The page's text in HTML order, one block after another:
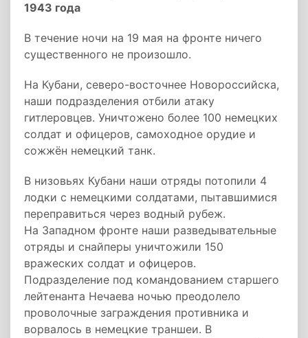
1943 года
B течение ночи на 19 мая на фронте ничего
существенного не произошло.
На Кубани, северо-восточнее Новороссийска,
наши подразделения отбили атаку
гитлеровцев. Уничтожено более 100 немецких
солдат и офицеров, самоходное орудие и
сожжён немецкий танк.
В низовьях Кубани наши отряды потопили 4
лодки с немецкими солдатами, пытавшимися
переправиться через водный рубеж.
На Западном фронте наши разведывательные
отряды и снайперы уничтожили 150
вражеских солдат и офицеров.
Подразделение под командованием старшего
лейтенанта Нечаева ночью преодолело
проволочные заграждения противника и
ворвалось в немецкие траншеи. В